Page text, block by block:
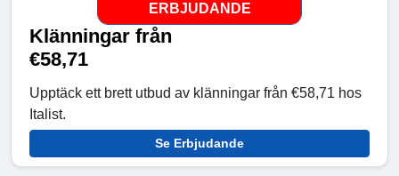
ERBJUDANDE
Klänningar från
€58,71
Upptäck ett brett utbud av klänningar från €58,71 hos
Italist.
Se Erbjudande